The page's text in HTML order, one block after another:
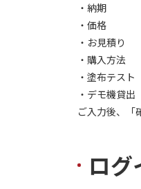
・納期
・価格
・お見積り
・購入方法
・塗布テスト
・デモ機貸出
ご入力後、「
ロ